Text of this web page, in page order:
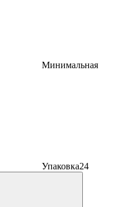
Минимальная
Упаковка24